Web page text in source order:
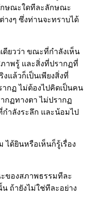
ษณะใดทีละลักษณะ
งๆ ซึ่งท่านจะทราบได้
ดียวว่า ขณะที่กำลังเห็น
าพรู้ และสิ่งที่ปรากฏที่
แล้วก็เป็นเพียงสิ่งที่
กฏ ไม่ต้องไปคิดเป็นคน
กฏทางตา ไม่ปรากฏ
ำลังระลึก และน้อมไป
ได้ยินหรือเห็นก็รู้เรื่อง
ของสภาพธรรมทีละ
ถ้ายังไม่ใช่ทีละอย่าง